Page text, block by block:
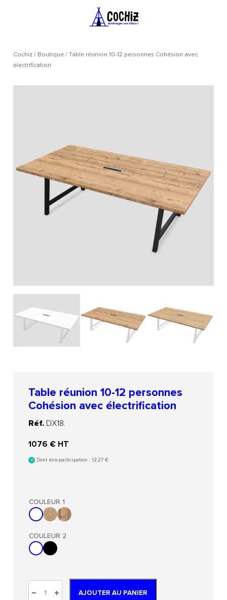
Cochiz/ Boutique/Table réunion 10-12 personnes Cohésion avec
électrification
Table réunion 10-12 personnes
Cohésion avec électrification
Réf. DX18.
1076 € HT
Dont éco-participation :12,27€
COULEUR 1
COULEUR 2
AJOUTER AU PANIER